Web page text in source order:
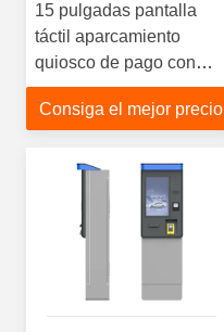
15 pulgadas pantalla
táctil aparcamiento
quiosco de pago con
intercomunicación y
construcción de chapa
Consiga el mejor precio